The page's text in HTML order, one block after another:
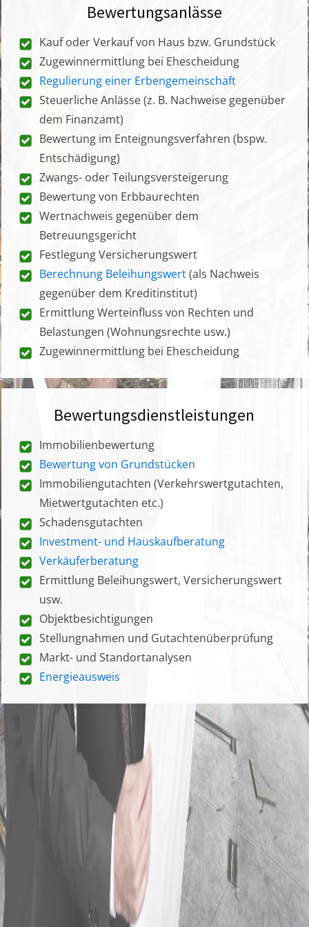
Bewertungsanlässe
Kauf oder Verkauf von Haus bzw. Grundstück
Zugewinnermittlung bei Ehescheidung
Regulierung einer Erbengemeinschaft
Steuerliche Anlässe (z. B. Nachweise gegenüber
dem Finanzamt)
Bewertung im Enteignungsverfahren (bspw.
Entschädigung)
Zwangs- oder Teilungsversteigerung
Bewertung von Erbbaurechten
Wertnachweis gegenüber dem
Betreuungsgericht
Festlegung Versicherungswert
Berechnung Beleihungswert(als Nachweis
gegenüber dem Kreditinstitut)
Ermittlung Werteinfluss von Rechten und
Belastungen (Wohnungsrechte usw.)
Zugewinnermittlung bei Ehescheidung
Bewertungsdienstleistungen
Immobilienbewertung
Bewertung von Grundstücken
Immobiliengutachten (Verkehrswertgutachten,
Mietwertgutachten etc.)
Schadensgutachten
Investment- und Hauskaufberatung
Verkäuferberatung
Ermittlung Beleihungswert, Versicherungswert
usw.
Objektbesichtigungen
Stellungnahmen und Gutachtenüberprüfung
Markt- und Standortanalysen
Energieausweis